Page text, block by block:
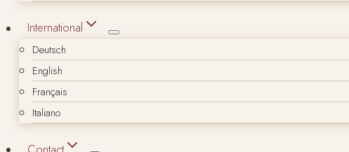
International
Deutsch
English
Français
Italiano